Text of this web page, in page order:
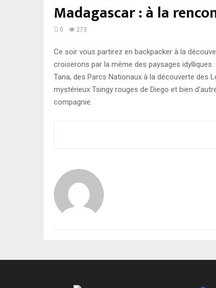
Madagascar : à la
0 273
Ce soir vous partirez en backpacker à la
croiserons par la même des paysages idylliques
Tana, des Parcs Nationaux à la découverte des
mystérieux Tsingy rouges de Diego et bien
compagnie.